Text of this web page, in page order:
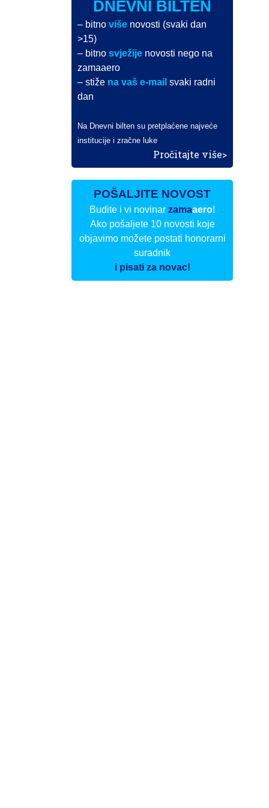
DNEVNI BILTEN
– bitnoviše novosti (svaki dan
>15)
– bitnosvježije novosti nego na
zamaaero
– stiže na vaš e-mail svaki radni
dan
Na Dnevni bilten su pretplaćene najveće
institucije i zračne luke
Pročitajte više>
POŠALJITE NOVOST
Budite i vi novinarzamaaero!
Ako pošaljete 10 novosti koje
objavimo možete postati honorarni
suradnik
i pisati za novac!